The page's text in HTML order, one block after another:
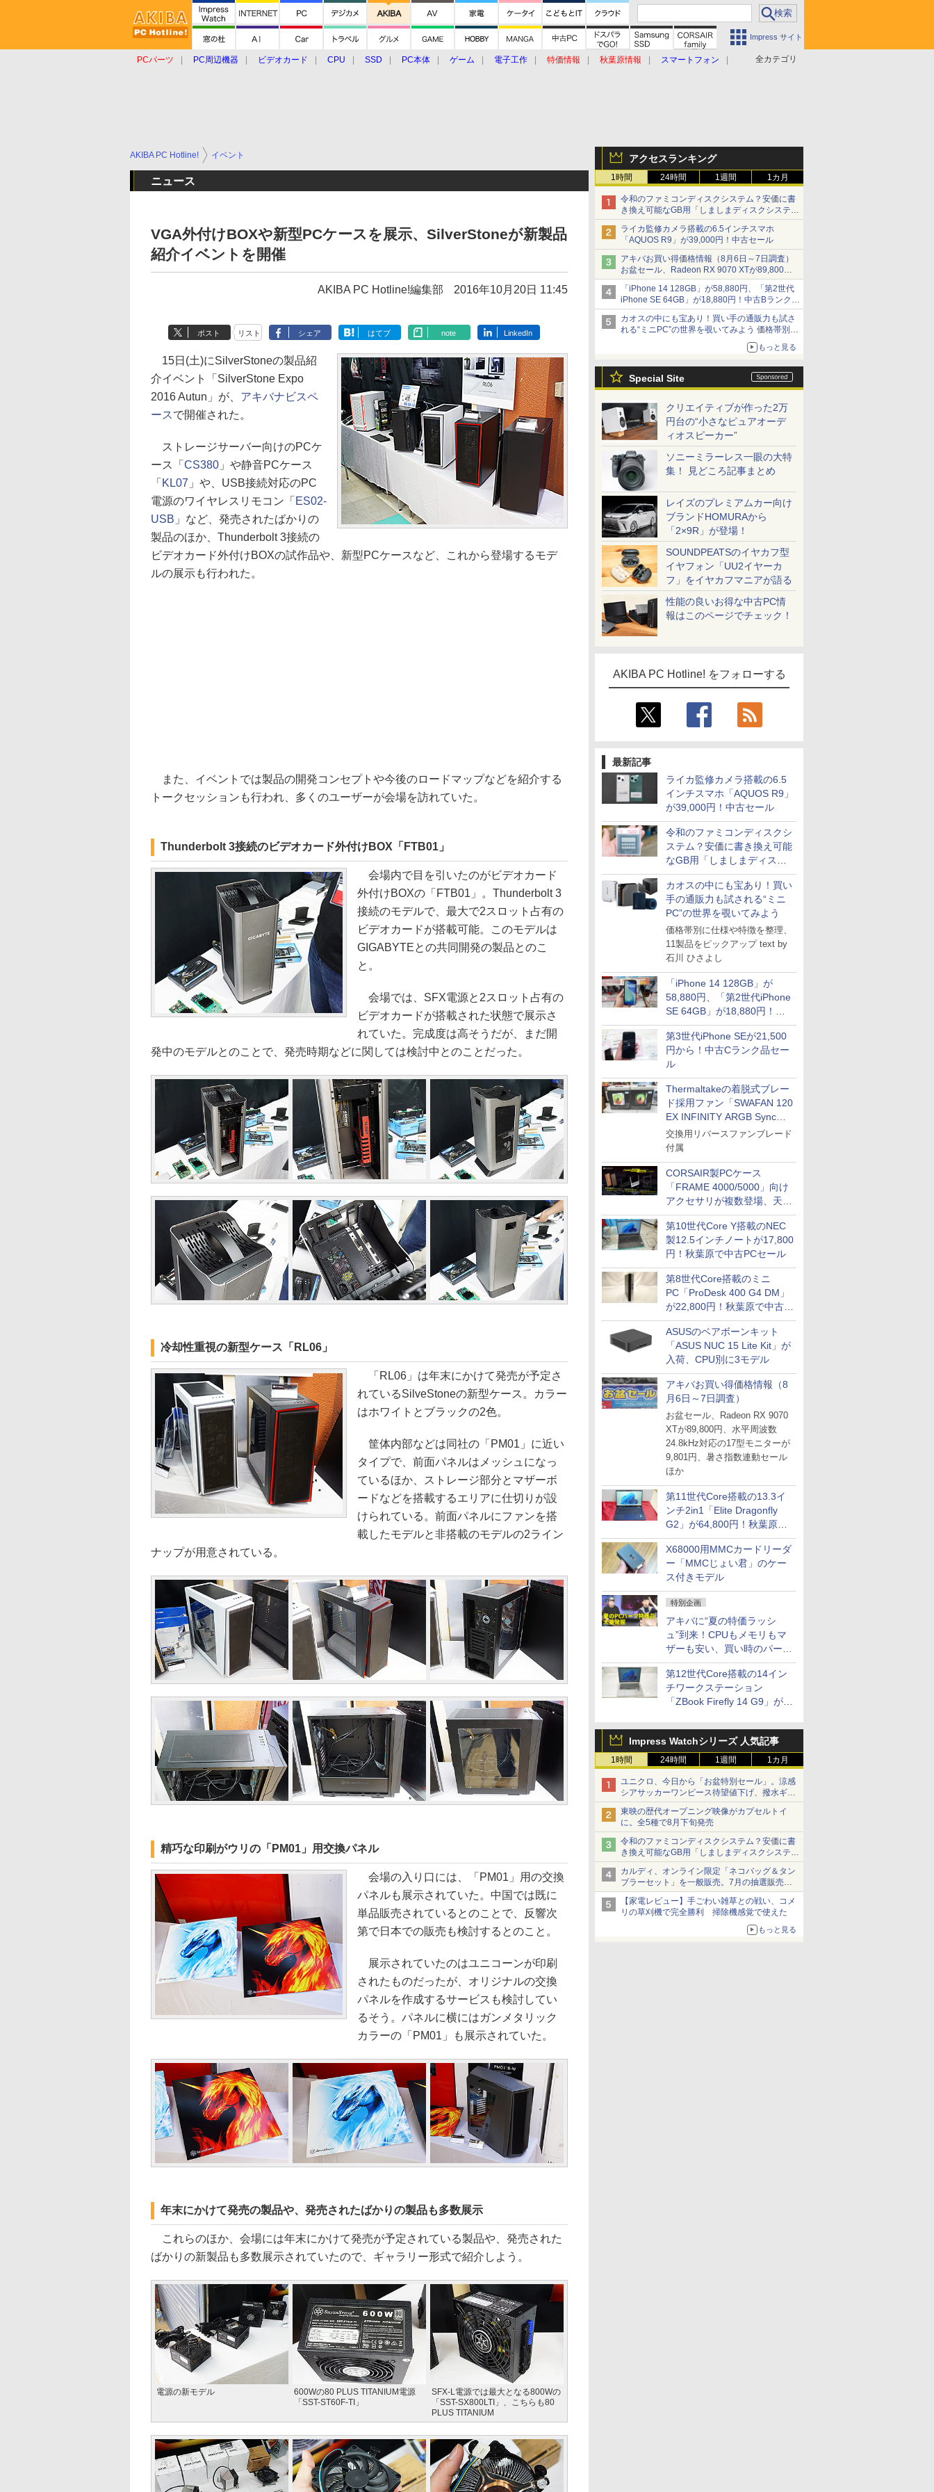
Impress サイト
全カテゴリ
PCパーツ PC周辺機器 ビデオカード CPU SSD PC本体 ゲーム 電子工作 特価情報 秋葉原情報
スマートフォン
アクセスランキング
1時間 24時間 1週間 1カ月
令和のファミコンディスクシステム？安価に書
き換え可能なGB用「しましまディスクシステ
ム」
ライカ監修カメラ搭載の6.5インチスマホ
「AQUOS R9」が39,000円！中古セール
アキバお買い得価格情報（8月6日～7日調査）
お盆セール、Radeon RX 9070 XTが89,800
円、水平周波数24.8kHz対応の17型モニターが
9,801円、暑さ指数連動セール ほか
「iPhone 14 128GB」が58,880円、「第2世代
iPhone SE 64GB」が18,880円！中古Bランク品
セール
カオスの中にも宝あり！買い手の通販力も試さ
れる“ミニPC”の世界を覗いてみよう 価格帯別に
仕様や特徴を整理、11製品をピックアップ text
もっと見る
Special Site
クリエイティブが作った2万
円台の“小さなピュアオーデ
ィオスピーカー”
ソニーミラーレス一眼の大特
集！ 見どころ記事まとめ
レイズのプレミアムカー向け
ブランドHOMURAから
「2×9R」が登場！
SOUNDPEATSのイヤカフ型
イヤフォン「UU2イヤーカ
フ」をイヤカフマニアが語る
性能の良いお得な中古PC情
報はこのページでチェック！
AKIBA PC Hotline! をフォローする
最新記事
ライカ監修カメラ搭載の6.5
インチスマホ「AQUOS R9」
が39,000円！中古セール
令和のファミコンディスクシ
ステム？安価に書き換え可能
なGB用「しましまディスク
システム」
カオスの中にも宝あり！買い
手の通販力も試される“ミニ
PC”の世界を覗いてみよう
価格帯別に仕様や特徴を整理、
11製品をピックアップ text by
石川 ひさよし
「iPhone 14 128GB」が
58,880円、「第2世代iPhone
SE 64GB」が18,880円！中
古Bランク品セール
第3世代iPhone SEが21,500
円から！中古Cランク品セー
ル
Thermaltakeの着脱式ブレー
ド採用ファン「SWAFAN 120
EX INFINITY ARGB Sync」
に単品パッケージ
交換用リバースファンブレード
付属
CORSAIR製PCケース
「FRAME 4000/5000」向け
アクセサリが複数登場、天然
木製パネルや背面コネクタ対
応トレイなど
第10世代Core Y搭載のNEC
製12.5インチノートが17,800
円！秋葉原で中古PCセール
第8世代Core搭載のミニ
PC「ProDesk 400 G4 DM」
が22,800円！秋葉原で中古
PCセール
ASUSのベアボーンキット
「ASUS NUC 15 Lite Kit」が
入荷、CPU別に3モデル
アキバお買い得価格情報（8
月6日～7日調査）
お盆セール、Radeon RX 9070
XTが89,800円、水平周波数
24.8kHz対応の17型モニターが
9,801円、暑さ指数連動セール
ほか
第11世代Core搭載の13.3イ
ンチ2in1「Elite Dragonfly
G2」が64,800円！秋葉原で
中古PCセール
X68000用MMCカードリーダ
ー「MMCじょい君」のケー
ス付きモデル
特別企画
アキバに“夏の特価ラッシ
ュ”到来！CPUもメモリもマ
ザーも安い、買い時のパーツ
は？【8月7日(金)22時配信】
第12世代Core搭載の14イン
チワークステーション
「ZBook Firefly 14 G9」が
セール
Impress Watchシリーズ 人気記事
1時間 24時間 1週間 1カ月
ユニクロ、今日から「お盆特別セール」。涼感
シアサッカーワンピース待望値下げ、撥水ギア
ショーツは1990円に
東映の歴代オープニング映像がカプセルトイ
に。全5種で8月下旬発売
令和のファミコンディスクシステム？安価に書
き換え可能なGB用「しましまディスクシステ
ム」
カルディ、オンライン限定「ネコバッグ＆タン
ブラーセット」を一般販売。7月の抽選販売の
当選無効分
【家電レビュー】手ごわい雑草との戦い、コメ
リの草刈機で完全勝利 掃除機感覚で使えた
もっと見る
AKIBA PC Hotline! イベント
ニュース
VGA外付けBOXや新型PCケースを展示、SilverStoneが新製品
紹介イベントを開催
AKIBA PC Hotline!編集部 2016年10月20日 11:45
ポスト リスト シェア はてブ note LinkedIn
15日(土)にSilverStoneの製品紹
介イベント「SilverStone Expo
2016 Autun」が、 アキバナビスペ
ースで開催された。
ストレージサーバー向けのPCケ
ース「 CS380 」や静音PCケース
「 KL07 」や、USB接続対応のPC
電源のワイヤレスリモコン「 ES02-
USB 」など、発売されたばかりの
製品のほか、Thunderbolt 3接続の
ビデオカード外付けBOXの試作品や、新型PCケースなど、これから登場するモデ
ルの展示も行われた。
また、イベントでは製品の開発コンセプトや今後のロードマップなどを紹介する
トークセッションも行われ、多くのユーザーが会場を訪れていた。
Thunderbolt 3接続のビデオカード外付けBOX「FTB01」
会場内で目を引いたのがビデオカード
外付けBOXの「FTB01」。Thunderbolt 3
接続のモデルで、最大で2スロット占有の
ビデオカードが搭載可能。このモデルは
GIGABYTEとの共同開発の製品とのこ
と。
会場では、SFX電源と2スロット占有の
ビデオカードが搭載された状態で展示さ
れていた。完成度は高そうだが、まだ開
発中のモデルとのことで、発売時期などに関しては検討中とのことだった。
冷却性重視の新型ケース「RL06」
「RL06」は年末にかけて発売が予定さ
れているSilveStoneの新型ケース。カラー
はホワイトとブラックの2色。
筐体内部などは同社の「PM01」に近い
タイプで、前面パネルはメッシュになっ
ているほか、ストレージ部分とマザーボ
ードなどを搭載するエリアに仕切りが設
けられている。前面パネルにファンを搭
載したモデルと非搭載のモデルの2ライン
ナップが用意されている。
精巧な印刷がウリの「PM01」用交換パネル
会場の入り口には、「PM01」用の交換
パネルも展示されていた。中国では既に
単品販売されているとのことで、反響次
第で日本での販売も検討するとのこと。
展示されていたのはユニコーンが印刷
されたものだったが、オリジナルの交換
パネルを作成するサービスも検討してい
るそう。パネルに横にはガンメタリック
カラーの「PM01」も展示されていた。
年末にかけて発売の製品や、発売されたばかりの製品も多数展示
これらのほか、会場には年末にかけて発売が予定されている製品や、発売された
ばかりの新製品も多数展示されていたので、ギャラリー形式で紹介しよう。
電源の新モデル
600Wの80 PLUS TITANIUM電源
「SST-ST60F-TI」
SFX-L電源では最大となる800Wの
「SST-SX800LTI」、こちらも80
PLUS TITANIUM